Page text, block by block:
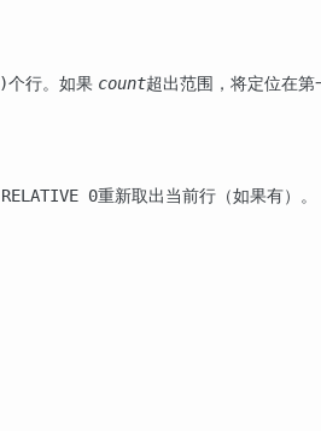
)个行。如果 count超出范围，将定位在第
RELATIVE 0重新取出当前行（如果有）。